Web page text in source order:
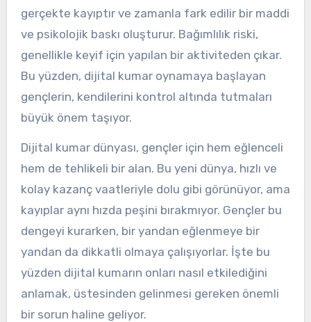
gerçekte kayıptır ve zamanla fark edilir bir maddi
ve psikolojik baskı oluşturur. Bağımlılık riski,
genellikle keyif için yapılan bir aktiviteden çıkar.
Bu yüzden, dijital kumar oynamaya başlayan
gençlerin, kendilerini kontrol altında tutmaları
büyük önem taşıyor.
Dijital kumar dünyası, gençler için hem eğlenceli
hem de tehlikeli bir alan. Bu yeni dünya, hızlı ve
kolay kazanç vaatleriyle dolu gibi görünüyor, ama
kayıplar aynı hızda peşini bırakmıyor. Gençler bu
dengeyi kurarken, bir yandan eğlenmeye bir
yandan da dikkatli olmaya çalışıyorlar. İşte bu
yüzden dijital kumarın onları nasıl etkilediğini
anlamak, üstesinden gelinmesi gereken önemli
bir sorun haline geliyor.